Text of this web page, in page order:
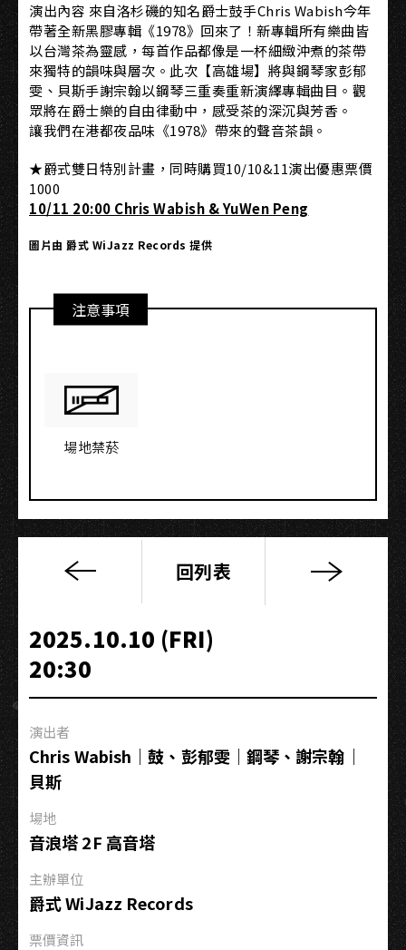
演出內容 來自洛杉磯的知名爵士鼓手Chris Wabish今年
帶著全新黑膠專輯《1978》回來了！新專輯所有樂曲皆
以台灣茶為靈感，每首作品都像是一杯細緻沖煮的茶帶
來獨特的韻味與層次。此次【高雄場】將與鋼琴家彭郁
雯、貝斯手謝宗翰以鋼琴三重奏重新演繹專輯曲目。觀
眾將在爵士樂的自由律動中，感受茶的深沉與芳香。
讓我們在港都夜品味《1978》帶來的聲音茶韻。
★爵式雙日特別計畫，同時購買10/10&11演出優惠票價
1000
10/11 20:00 Chris Wabish & YuWen Peng
圖片由 爵式 WiJazz Records 提供
注意事項
場地禁菸
Chris
&
YuWen
Peng
回列表
2025.10.10 (FRI)
20:30
演出者
Chris Wabish｜鼓、彭郁雯｜鋼琴、謝宗翰｜
貝斯
場地
音浪塔 2F 高音塔
主辦單位
爵式 WiJazz Records
票價資訊